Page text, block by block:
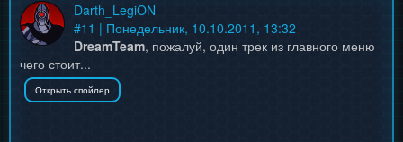
Darth_LegiON
#11 | Понедельник, 10.10.2011, 13:32
DreamTeam, пожалуй, один трек из главного меню
чего стоит...